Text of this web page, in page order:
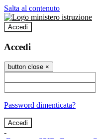
Salta al contenuto
Accedi
Accedi
button close ×
Password dimenticata?
-